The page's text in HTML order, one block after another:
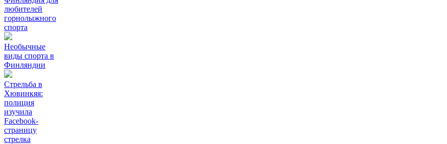
любителей
горнолыжного
спорта
Необычные
виды спорта в
Финляндии
Стрельба в
Хювинкяя:
полиция
изучила
Facebook-
страницу
стрелка